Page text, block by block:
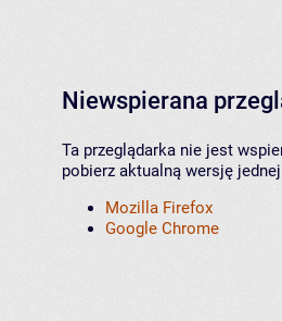
Niewspierana
Ta przeglądarka nie jest
pobierz aktualną wersję
Mozilla Firefox
Google Chrome